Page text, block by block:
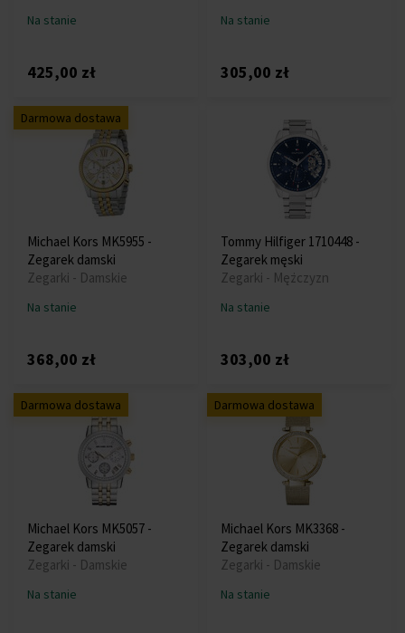
Na stanie
425,00 zł
Na stanie
305,00 zł
Darmowa dostawa
Michael Kors MK5955 -
Zegarek damski
Zegarki - Damskie
Na stanie
368,00 zł
Tommy Hilfiger 1710448 -
Zegarek męski
Zegarki - Mężczyzn
Na stanie
303,00 zł
Darmowa dostawa
Michael Kors MK5057 -
Zegarek damski
Zegarki - Damskie
Na stanie
Darmowa dostawa
Michael Kors MK3368 -
Zegarek damski
Zegarki - Damskie
Na stanie